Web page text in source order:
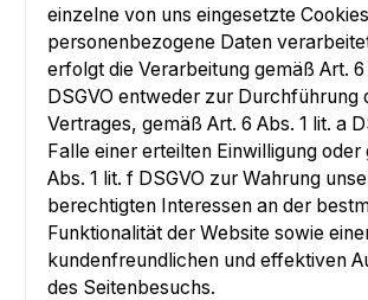
einzelne von uns eingesetzte
personenbezogene Daten
erfolgt die Verarbeitung gemäß Art. 6
DSGVO entweder zur Durchführung
Vertrages, gemäß Art. 6 Abs. 1 lit. a
Falle einer erteilten Einwilligung oder
Abs. 1 lit. f DSGVO zur Wahrung
berechtigten Interessen an der
Funktionalität der Website sowie
kundenfreundlichen und effektiven
des Seitenbesuchs.